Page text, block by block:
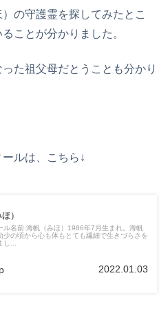
の守護霊を探してみたとこ
ことが分かりました。
た祖父母だとうことも分かり
ルは、こちら↓
）
ル名前:海帆（みほ）1986年7月生まれ。海帆
少の頃から心も体もとても繊細で生きづらさを
...
2022.01.03